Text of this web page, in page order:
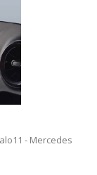
- Mercedes